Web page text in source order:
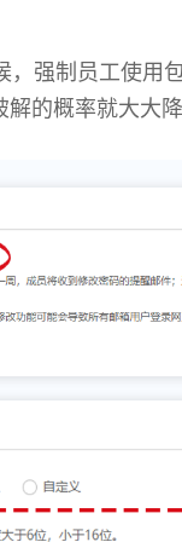
强制员工使用
的概率就大大